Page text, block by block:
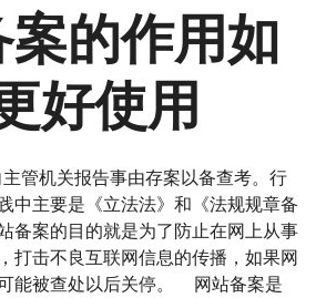
的作用如
好使用
管机关报告事由存案以备查考。行
中主要是《立法法》和《法规规章备
备案的目的就是为了防止在网上从事
打击不良互联网信息的传播，如果网
能被查处以后关停。 网站备案是